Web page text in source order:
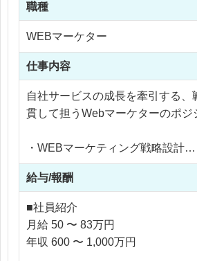
職種
WEBマーケター
仕事内容
自社サービスの成長を牽引する、
貫して担うWebマーケターのポジ
・WEBマーケティング戦略設計
・Google／Yahoo／Metaなどの
・広告データ分析、改善提案
・アフィリエイト／アドネットワ
・KPI設計、パフォーマンス改善
・プロジェクト進行管理
給与/報酬
■社員紹介
月給 50 〜 83万円
年収 600 〜 1,000万円